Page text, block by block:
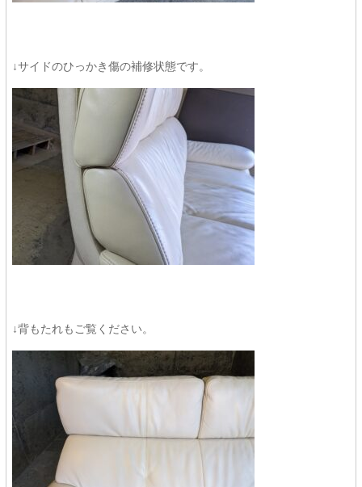
↓サイドのひっかき傷の補修状態です。
↓背もたれもご覧ください。